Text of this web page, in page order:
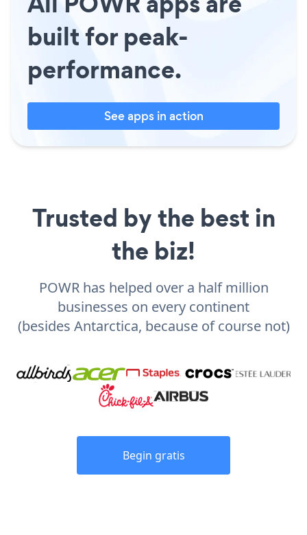
built for peak-
performance.
See apps in action
Trusted by the best in
the biz!
POWR has helped over a half million
businesses on every continent
(besides Antarctica, because of course not)
Begin gratis